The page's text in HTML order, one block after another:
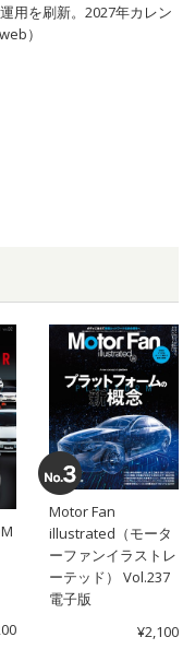
用を刷新。2027年カレン
）
Motor Fan
illustrated（モータ
ーファンイラストレ
ーテッド） Vol.237
電子版
¥2,100